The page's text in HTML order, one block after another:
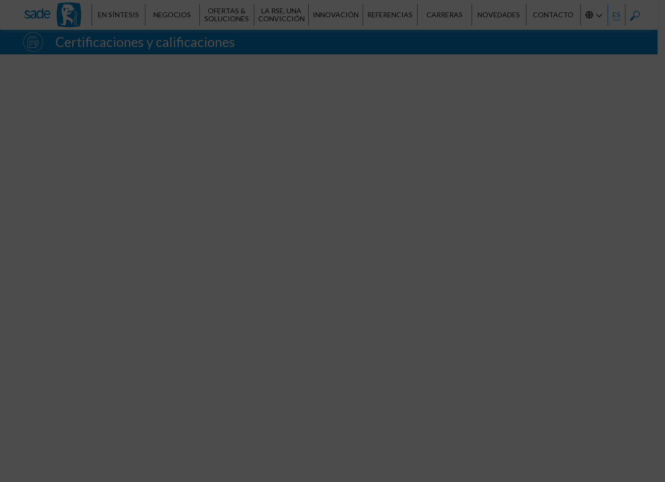
EN SÍNTESIS NEGOCIOS
OFERTAS &
SOLUCIONES
LA RSE, UNA
CONVICCIÓN
INNOVACIÓN REFERENCIAS CARRERAS NOVEDADES CONTACTO ES
Certificaciones y calificaciones